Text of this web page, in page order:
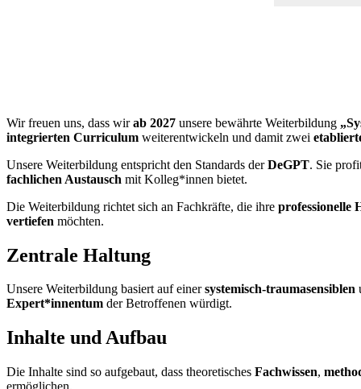
Wir freuen uns, dass wirab 2027 unsere bewährte Weiterbildung
integrierten Curriculum weiterentwickeln und damit zwei
Unsere Weiterbildung entspricht den Standards derDeGPT. Sie
fachlichen Austausch mit Kolleg*innen bietet.
Die Weiterbildung richtet sich an Fachkräfte, die ihre professionelle
vertiefen möchten.
Zentrale Haltung
Unsere Weiterbildung basiert auf einersystemisch-traumasensiblen
Expert*innentum der Betroffenen würdigt.
Inhalte und Aufbau
Die Inhalte sind so aufgebaut, dass theoretisches Fachwissen,